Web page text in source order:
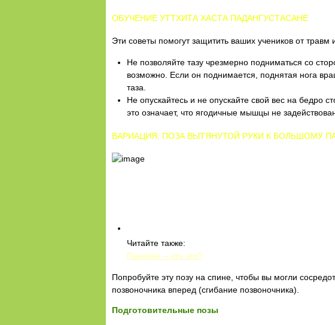
ОБУЧЕНИЕ УТТХИТА ХАСТА ПАДАНГУСТАСАНЕ
Эти советы помогут защитить ваших учеников от
Не позволяйте тазу чрезмерно подниматься со
возможно. Если он поднимается, поднятая нога
таза.
Не опускайтесь и не опускайте свой вес на бедро
это означает, что ягодичные мышцы не
ВАРИАЦИЯ: ПОЗА ВЫТЯНУТОЙ РУКИ К БОЛЬШОМУ
Читайте также:
Пампинг – что это?
Попробуйте эту позу на спине, чтобы вы могли
позвоночника вперед (сгибание позвоночника).
Подготовительные позы